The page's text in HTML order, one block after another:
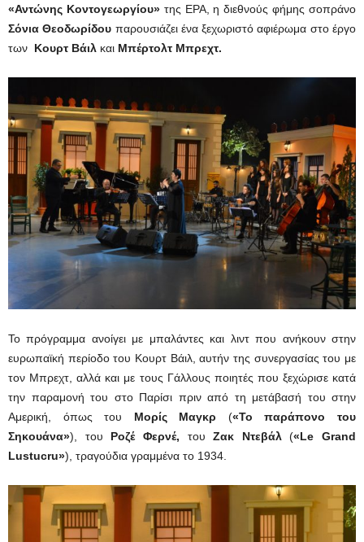
«Αντώνης Κοντογεωργίου»της ΕΡΑ, η διεθνούς φήμης σοπράνο
Σόνια Θεοδωρίδου παρουσιάζει ένα ξεχωριστό αφιέρωμα στο έργο
των Κουρτ Βάιλ και Μπέρτολτ Μπρεχτ.
Το πρόγραμμα ανοίγει με μπαλάντες και λιντ που ανήκουν στην
ευρωπαϊκή περίοδο του Κουρτ Βάιλ, αυτήν της συνεργασίας του με
τον Μπρεχτ, αλλά και με τους Γάλλους ποιητές που ξεχώρισε κατά
την παραμονή του στο Παρίσι πριν από τη μετάβασή του στην
Αμερική, όπως του Μορίς Μαγκρ («Το παράπονο του
Σηκουάνα»), του Ροζέ Φερνέ, τουΖακ Ντεβάλ(«Le Grand
Lustucru»), τραγούδια γραμμένα το 1934.